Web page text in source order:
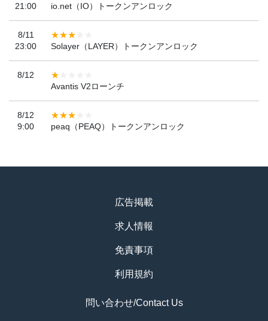
21:00
io.net（IO）トークンアンロック
8/11
23:00
Solayer（LAYER）トークンアンロック
8/12
Avantis V2ローンチ
8/12
9:00
peaq（PEAQ）トークンアンロック
広告掲載
求人情報
免責事項
利用規約
問い合わせ/Contact Us